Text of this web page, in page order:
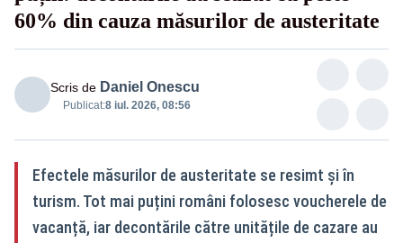
60% din cauza măsurilor de austeritate
Scris de Daniel Onescu
Publicat:8 iul. 2026, 08:56
Efectele măsurilor de austeritate se resimt și în
turism. Tot mai puțini români folosesc voucherele de
vacanță, iar decontările către unitățile de cazare au